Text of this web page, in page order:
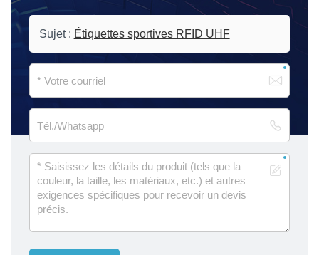
Sujet : Étiquettes sportives RFID UHF